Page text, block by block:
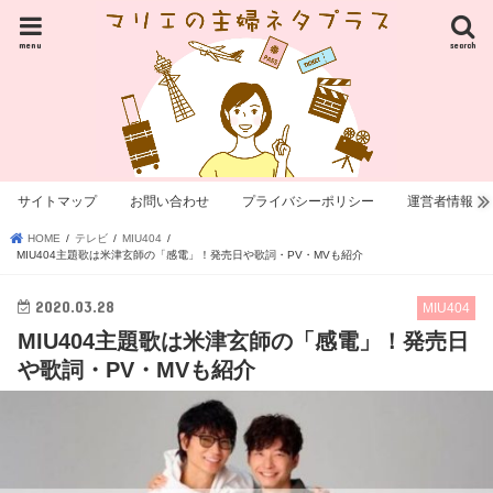
search
menu
サイトマップ お問い合わせ プライバシーポリシー 運営者情報
HOME テレビ
MIU404
MIU404主題歌は米津玄師の「感電」！発売日や歌詞・PV・MVも紹介
MIU404
2020.03.28
MIU404主題歌は米津玄師の「感電」！発売日
や歌詞・PV・MVも紹介